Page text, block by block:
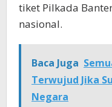
tiket Pilkada
nasional.
Baca Juga
Terwujud Jika
Negara